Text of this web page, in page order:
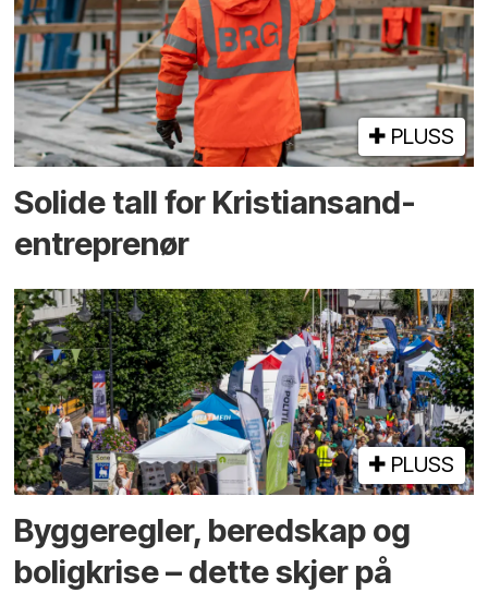
PLUSS
Solide tall for Kristiansand-
entreprenør
PLUSS
Bygge­regler, beredskap og
bolig­krise – dette skjer på